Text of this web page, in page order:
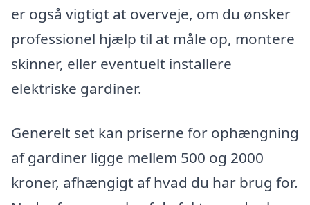
er også vigtigt at overveje, om du ønsker
professionel hjælp til at måle op, montere
skinner, eller eventuelt installere
elektriske gardiner.
Generelt set kan priserne for ophængning
af gardiner ligge mellem 500 og 2000
kroner, afhængigt af hvad du har brug for.